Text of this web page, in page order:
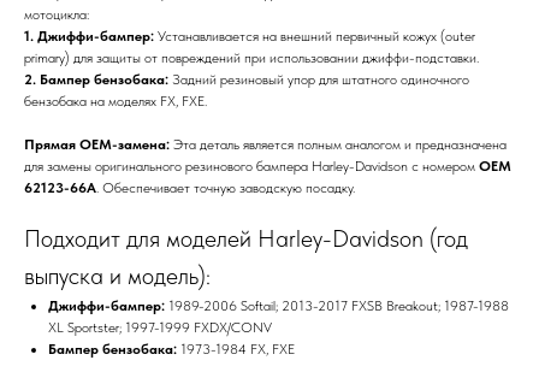
мотоцикла:
1. Джиффи-бампер: Устанавливается на внешний первичный кожух (outer
primary) для защиты от повреждений при использовании джиффи-подставки.
2. Бампер бензобака: Задний резиновый упор для штатного одиночного
бензобака на моделях FX, FXE.
Прямая OEM-замена: Эта деталь является полным аналогом и предназначена
для замены оригинального резинового бампера Harley-Davidson с номером OEM
62123-66A. Обеспечивает точную заводскую посадку.
Подходит для моделей Harley-Davidson (год
выпуска и модель):
Джиффи-бампер: 1989-2006 Softail; 2013-2017 FXSB Breakout; 1987-1988
XL Sportster; 1997-1999 FXDX/CONV
Бампер бензобака: 1973-1984 FX, FXE